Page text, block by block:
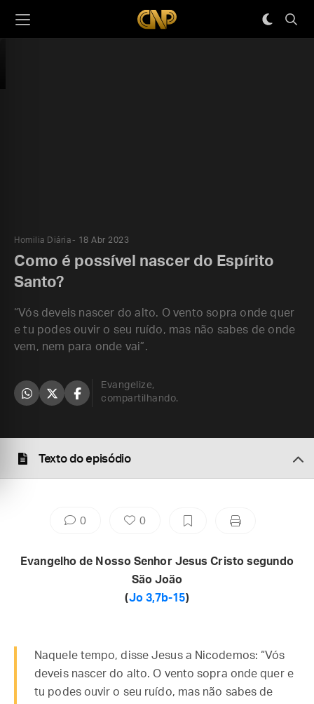
Homilia Diária 18 Abr 2023
Como é possível nascer do Espírito
Santo?
“Vós deveis nascer do alto. O vento sopra onde quer
e tu podes ouvir o seu ruído, mas não sabes de onde
vem, nem para onde vai”.
Evangelize,
compartilhando.
Texto do episódio
0 0
Evangelho de Nosso Senhor Jesus Cristo segundo
São João
(Jo 3,7b-15)
Naquele tempo, disse Jesus a Nicodemos: “Vós
deveis nascer do alto. O vento sopra onde quer e
tu podes ouvir o seu ruído, mas não sabes de